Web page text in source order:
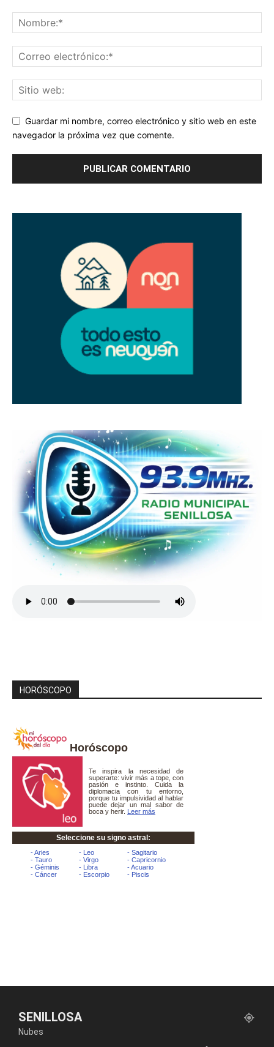
Guardar mi nombre, correo electrónico y sitio web en este
navegador la próxima vez que comente.
HORÓSCOPO
Horóscopo
SENILLOSA
Nubes